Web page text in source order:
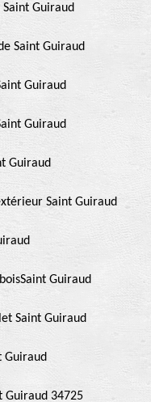
Guiraud
Saint Guiraud
Guiraud
Guiraud
Guiraud
Saint Guiraud
Guiraud
Saint Guiraud
Guiraud
Guiraud 34725